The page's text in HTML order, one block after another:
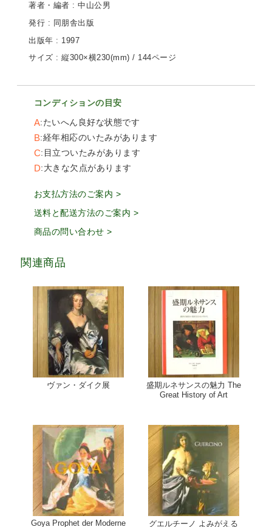
著者・編者 : 中山公男
発行 : 同朋舎出版
出版年 : 1997
サイズ : 縦300×横230(mm) / 144ページ
コンディションの目安
A たいへん良好な状態です
B 経年相応のいたみがあります
C 目立ついたみがあります
D 大きな欠点があります
お支払方法のご案内 >
送料と配送方法のご案内 >
商品の問い合わせ >
関連商品
ヴァン・ダイク展
盛期ルネサンスの魅力 The
Great History of Art
Goya Prophet der Moderne
グエルチーノ よみがえる